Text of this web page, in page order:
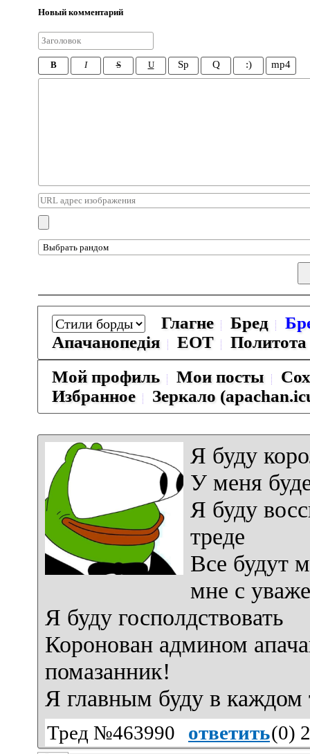
Новый комментарий
B I S U Sp Q :) mp4
Глагне Бред
Апачанопедiя
ЕОТ
Политота
Мой профиль
Мои посты
Избранное
Зеркало
Я буду
У меня
Я буду
треде
Все будут
мне с
Я буду госполдствовать
Коронован админом
помазанник!
Я главным буду в
Тред №463990 ответить(0)